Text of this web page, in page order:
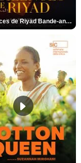
Les Silences de Riyad Bande-annonce VO STFR